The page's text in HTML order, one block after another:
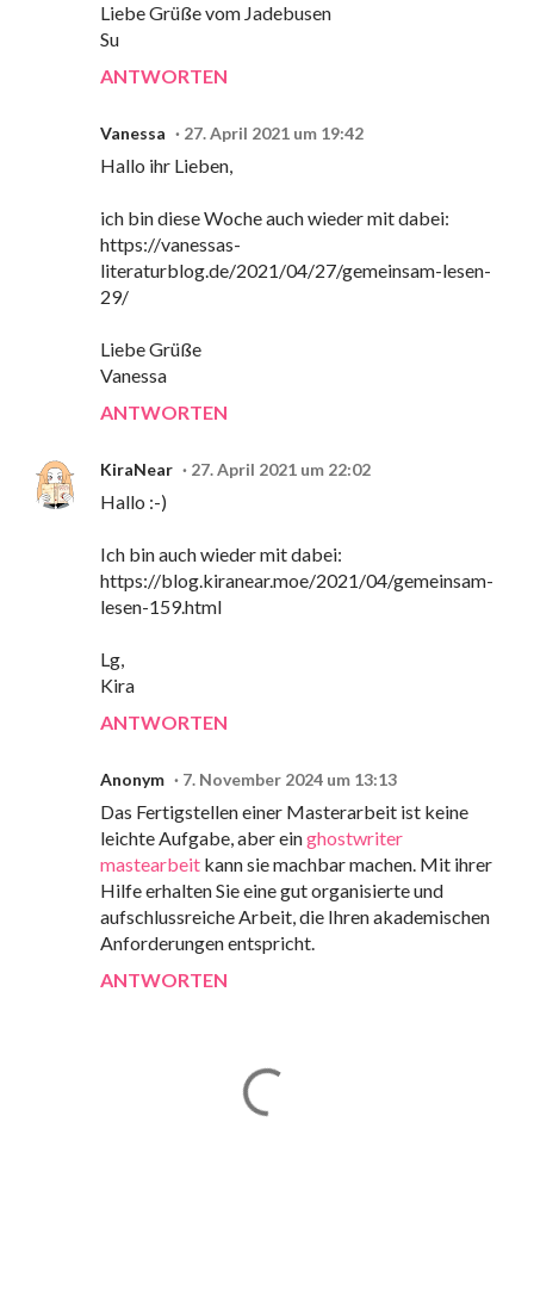
Liebe Grüße vom Jadebusen
Su
ANTWORTEN
Vanessa 27. April 2021 um 19:42
Hallo ihr Lieben,
ich bin diese Woche auch wieder mit dabei:
https://vanessas-
literaturblog.de/2021/04/27/gemeinsam-lesen-
29/
Liebe Grüße
Vanessa
ANTWORTEN
KiraNear 27. April 2021 um 22:02
Hallo :-)
Ich bin auch wieder mit dabei:
https://blog.kiranear.moe/2021/04/gemeinsam-
lesen-159.html
Lg,
Kira
ANTWORTEN
Anonym 7. November 2024 um 13:13
Das Fertigstellen einer Masterarbeit ist keine
leichte Aufgabe, aber einghostwriter
mastearbeit kann sie machbar machen. Mit ihrer
Hilfe erhalten Sie eine gut organisierte und
aufschlussreiche Arbeit, die Ihren akademischen
Anforderungen entspricht.
ANTWORTEN